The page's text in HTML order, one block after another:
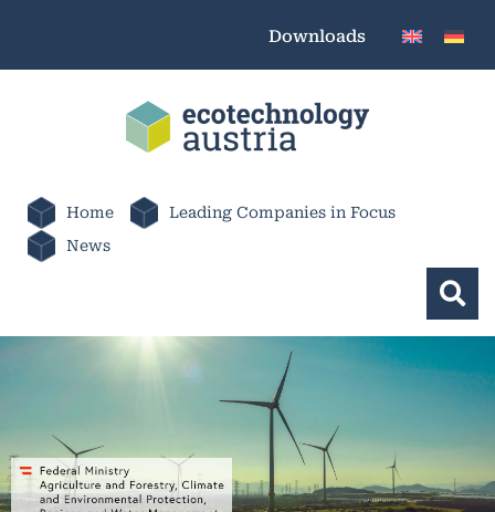
Downloads
Home
Leading Companies in Focus
News